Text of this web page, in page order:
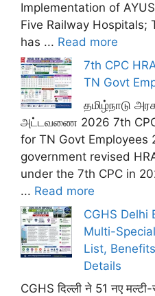
Implementation of
Five Railway Hospitals;
has ... Read more
7th CPC
TN Govt
தமிழ்நாடு
அட்டவணை 2026 7th CPC
for TN Govt Employees
government revised
under the 7th CPC in
... Read more
CGHS Delhi
Multi-
List,
Details
CGHS दिल्ली ने 51 नए